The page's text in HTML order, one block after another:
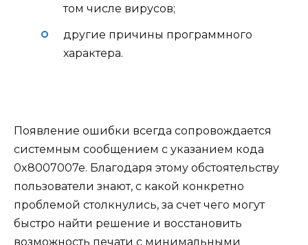
том числе вирусов;
другие причины программного
характера.
Появление ошибки всегда сопровождается
системным сообщением с указанием кода
0x8007007e. Благодаря этому обстоятельству
пользователи знают, с какой конкретно
проблемой столкнулись, за счет чего могут
быстро найти решение и восстановить
возможность печати с минимальными